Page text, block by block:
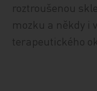
roztroušenou
mozku a někdy i
terapeutického